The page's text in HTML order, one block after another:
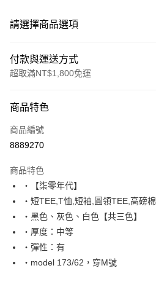
請選擇商品選項
付款與運送方式
超取滿NT$1,800免運
信用卡一次付款
超商取貨付款
Apple Pay
街口支付
悠遊付
Google Pay
商品特色
商品編號
8889270
商品特色
‧【柒零年代】
‧短TEE,T恤,短袖,圓領TEE,高磅棉
‧黑色、灰色、白色【共三色】
‧厚度：中等
‧彈性：有
‧model 173/62，穿M號